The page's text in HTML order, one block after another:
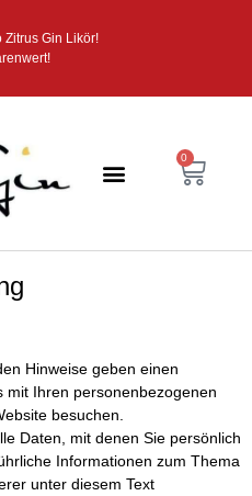
Zitrus Gin Likör!
0
Hinweise geben einen
mit Ihren personenbezogenen
besuchen.
Daten, mit denen Sie persönlich
Informationen zum Thema
unter diesem Text